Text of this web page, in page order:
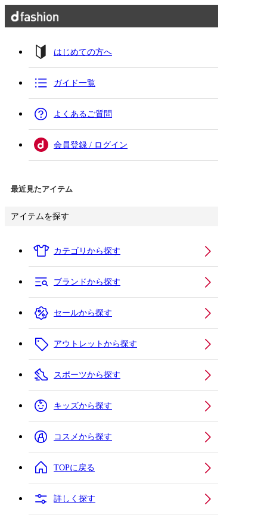
はじめての方へ
ガイド一覧
よくあるご質問
会員登録 / ログイン
最近見たアイテム
アイテムを探す
カテゴリから探す
ブランドから探す
セールから探す
アウトレットから探す
スポーツから探す
キッズから探す
コスメから探す
TOPに戻る
詳しく探す